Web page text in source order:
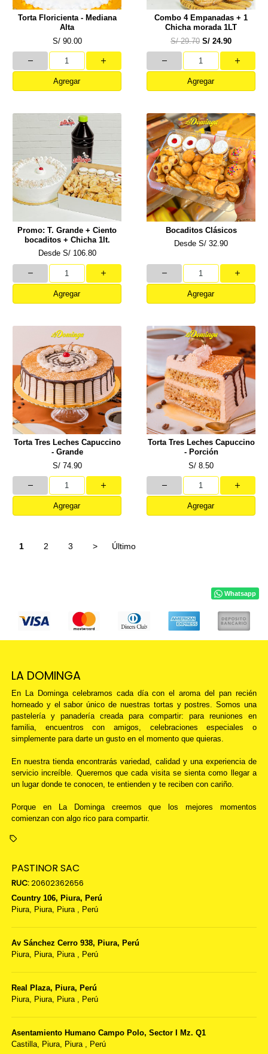
Torta Floricienta - Mediana
Alta
S/ 90.00
Agregar
Combo 4 Empanadas + 1
Chicha morada 1LT
S/ 29.70 S/ 24.90
Agregar
Promo: T. Grande + Ciento
bocaditos + Chicha 1lt.
Desde S/ 106.80
Agregar
Bocaditos Clásicos
Desde S/ 32.90
Agregar
Torta Tres Leches Capuccino
- Grande
S/ 74.90
Agregar
Torta Tres Leches Capuccino
- Porción
S/ 8.50
Agregar
1 2 3 > Último
Whatsapp
LA DOMINGA
En La Dominga celebramos cada día con el aroma del pan recién
horneado y el sabor único de nuestras tortas y postres. Somos una
pastelería y panadería creada para compartir: para reuniones en
familia, encuentros con amigos, celebraciones especiales o
simplemente para darte un gusto en el momento que quieras.
En nuestra tienda encontrarás variedad, calidad y una experiencia de
servicio increíble. Queremos que cada visita se sienta como llegar a
un lugar donde te conocen, te entienden y te reciben con cariño.
Porque en La Dominga creemos que los mejores momentos
comienzan con algo rico para compartir.
PASTINOR SAC
RUC:20602362656
Country 106, Piura, Perú
Piura, Piura, Piura , Perú
Av Sánchez Cerro 938, Piura, Perú
Piura, Piura, Piura , Perú
Real Plaza, Piura, Perú
Piura, Piura, Piura , Perú
Asentamiento Humano Campo Polo, Sector I Mz. Q1
Castilla, Piura, Piura , Perú